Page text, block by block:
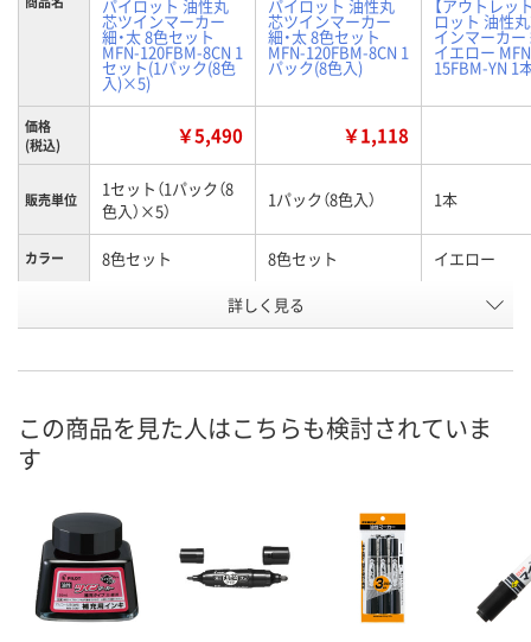
パイロット 油性丸
芯ツインマーカー
細・太 8色セット
MFN-120FBM-8CN 1
セット(1パック(8色
入)×5)
パイロット 油性丸
芯ツインマーカー
細・太 8色セット
MFN-120FBM-8CN 1
パック(8色入)
【アウトレッ
ロット 油性
インマーカー
イエロー
15FBM-YN 1
価格
(税込)
￥5,490 ￥1,118
販売単位
1セット（1パック（8
色入）×5）
1パック（8色入） 1本
カラー 8色セット 8色セット イエロー
RE53467 RE53478
お届け日
ついてご連絡いたし
8月9日（日） 8月9日（日）
数量
カゴへ カゴへ カ
詳しく見る
この商品を見た人はこちらも検討されていま
す